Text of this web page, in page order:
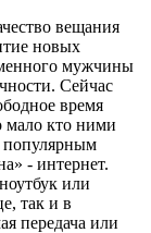
вещания
новых
мужчины
Сейчас
время
мало кто ними
популярным
- интернет.
или
так и в
передача или